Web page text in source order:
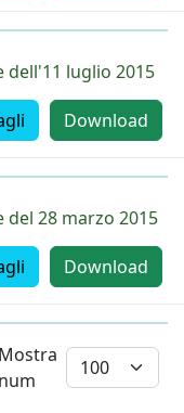
dell'11 luglio 2015
Download
del 28 marzo 2015
Download
Mostra
num